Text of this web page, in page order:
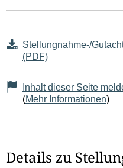
Stellungnahme-/
(PDF)
Inhalt dieser Seite
(Mehr Informationen)
Details zu